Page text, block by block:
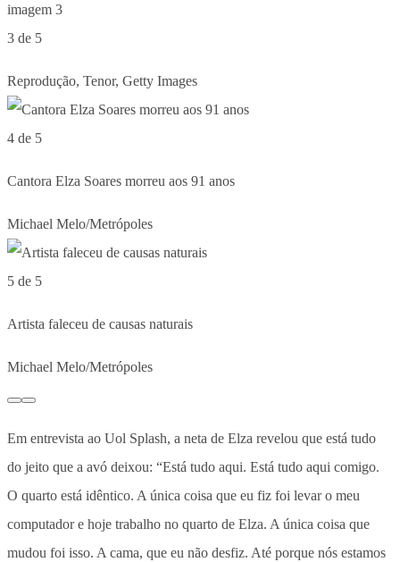
3 de 5
Reprodução, Tenor, Getty Images
4 de 5
Cantora Elza Soares morreu aos 91 anos
Michael Melo/Metrópoles
5 de 5
Artista faleceu de causas naturais
Michael Melo/Metrópoles
Em entrevista ao Uol Splash, a neta de Elza revelou que está tudo
do jeito que a avó deixou: “Está tudo aqui. Está tudo aqui comigo.
O quarto está idêntico. A única coisa que eu fiz foi levar o meu
computador e hoje trabalho no quarto de Elza. A única coisa que
mudou foi isso. A cama, que eu não desfiz. Até porque nós estamos